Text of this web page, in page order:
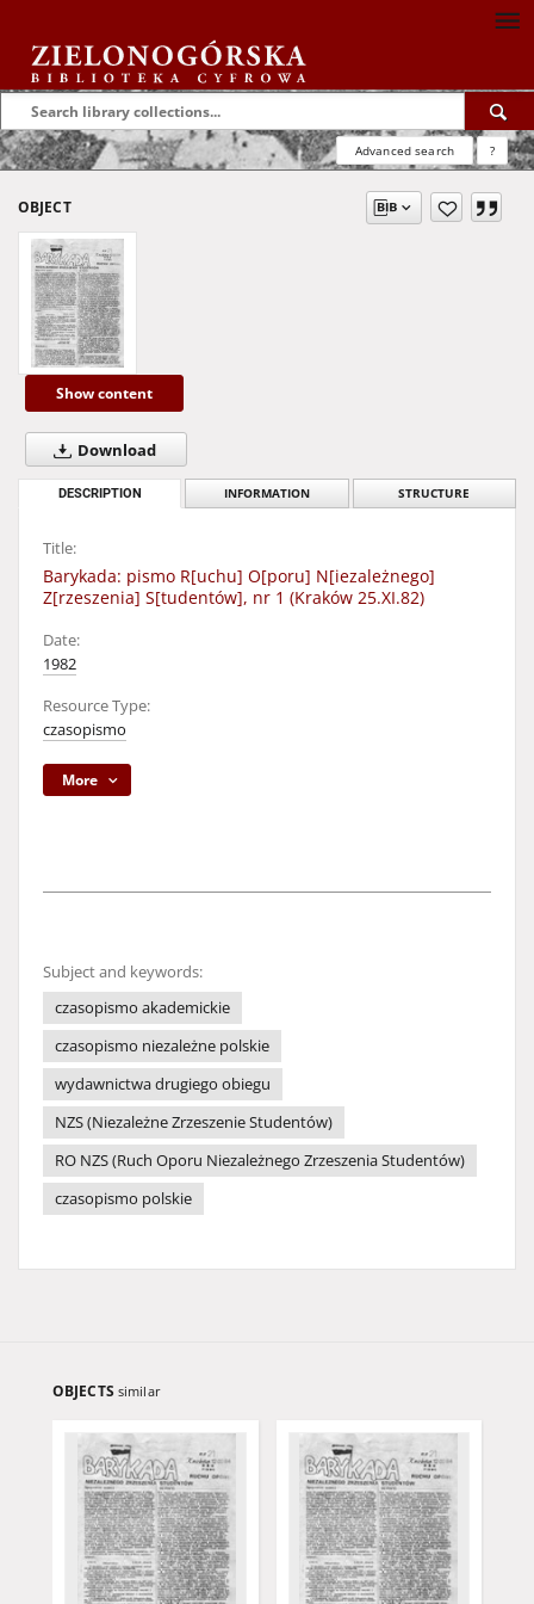
Advanced search ?
OBJECT
Show content
Download
DESCRIPTION INFORMATION STRUCTURE
Title:
Barykada: pismo R[uchu] O[poru] N[iezależnego]
Z[rzeszenia] S[tudentów], nr 1 (Kraków 25.XI.82)
Date:
1982
Resource Type:
czasopismo
More
Subject and keywords:
czasopismo akademickie
czasopismo niezależne polskie
wydawnictwa drugiego obiegu
NZS (Niezależne Zrzeszenie Studentów)
RO NZS (Ruch Oporu Niezależnego Zrzeszenia Studentów)
czasopismo polskie
OBJECTS similar